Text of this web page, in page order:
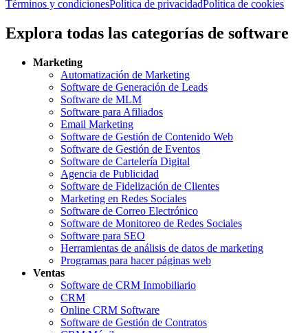
Términos y condicionesPolítica de privacidadPolítica de cookies
Explora todas las categorías de software
Marketing
Automatización de Marketing
Software de Generación de Leads
Software de MLM
Software para Afiliados
Email Marketing
Software de Gestión de Contenido Web
Software de Gestión de Eventos
Software de Cartelería Digital
Agencia de Publicidad
Software de Fidelización de Clientes
Marketing en Redes Sociales
Software de Correo Electrónico
Software de Monitoreo de Redes Sociales
Software para SEO
Herramientas de análisis de datos de marketing
Programas para hacer páginas web
Ventas
Software de CRM Inmobiliario
CRM
Online CRM Software
Software de Gestión de Contratos